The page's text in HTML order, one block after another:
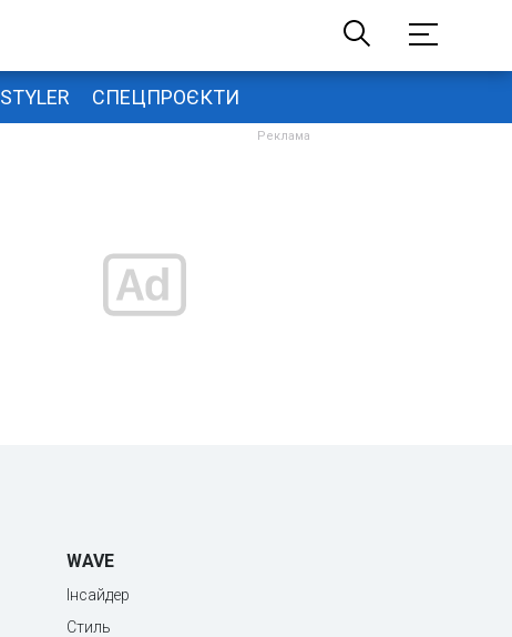
STYLER СПЕЦПРОЄКТИ
WAVE
Інсайдер
Стиль